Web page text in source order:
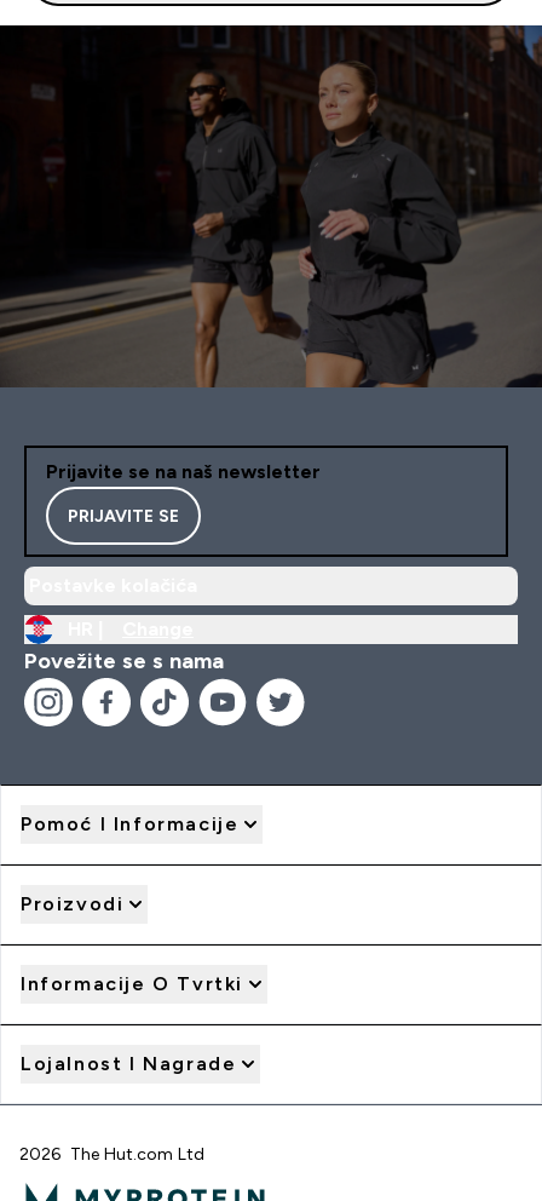
Prijavite se na naš newsletter
PRIJAVITE SE
Povežite se s nama
Pomoć I Informacije
Proizvodi
Informacije O Tvrtki
Lojalnost I Nagrade
2026 The Hut.com Ltd